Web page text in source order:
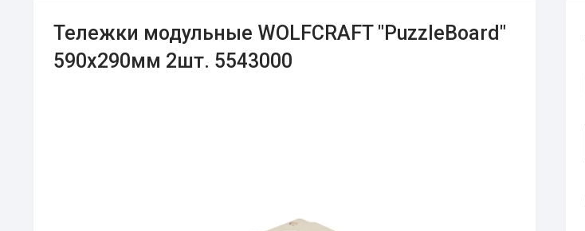
Тележки модульные WOLFCRAFT "PuzzleBoard"
590x290мм 2шт. 5543000